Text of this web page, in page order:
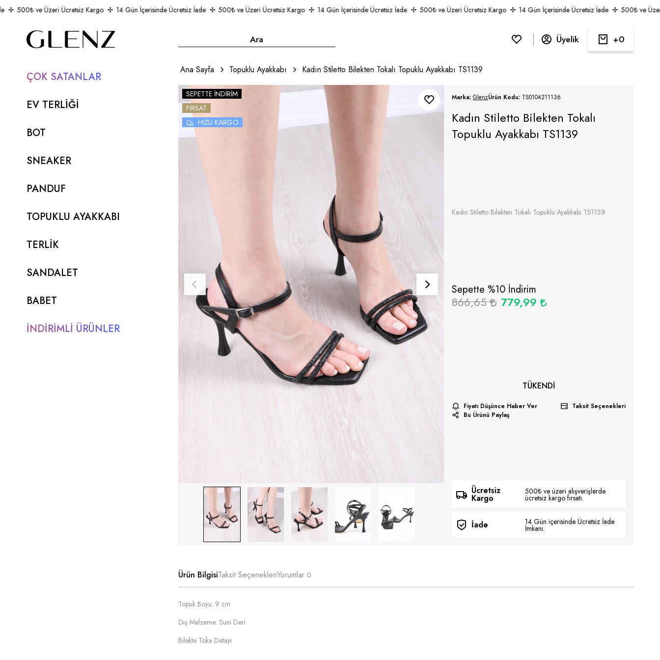
500₺ ve Üzeri Ücretsiz Kargo 14 Gün İçerisinde Ücretsiz İade 500₺ ve Üzeri Ücretsiz Kargo 14 Gün İçerisinde Ücretsiz İade 500₺ ve Üzeri Ücretsiz Kargo 14 Gün İçerisinde Ücretsiz İade 500₺ ve Üzeri
Üyelik 0
ÇOK SATANLAR
EV TERLİĞİ
BOT
SNEAKER
PANDUF
TOPUKLU AYAKKABI
TERLİK
SANDALET
BABET
İNDİRİMLİ ÜRÜNLER
Ana Sayfa Topuklu Ayakkabı Kadın Stiletto Bilekten Tokalı Topuklu Ayakkabı TS1139
SEPETTE İNDIRIM
FIRSAT
HIZLI KARGO
Marka: GlenzÜrün Kodu: TS0104211136
Kadın Stiletto Bilekten Tokalı
Topuklu Ayakkabı TS1139
Kadın Stiletto Bilekten Tokalı Topuklu Ayakkabı TS1139
Sepette %10İndirim
866,65 779,99
TÜKENDI
Fiyatı Düşünce Haber Ver
Taksit Seçenekleri
Bu Ürünü Paylaş
Ücretsiz
Kargo
500₺ ve üzeri alışverişlerde
ücretsiz kargo fırsatı.
İade 14 Gün içerisinde Ücretsiz İade
İmkanı.
Ürün BilgisiTaksit SeçenekleriYorumlar 0
Topuk Boyu: 9 cm
Dış Malzeme: Suni Deri
Bilekte Toka Detayı